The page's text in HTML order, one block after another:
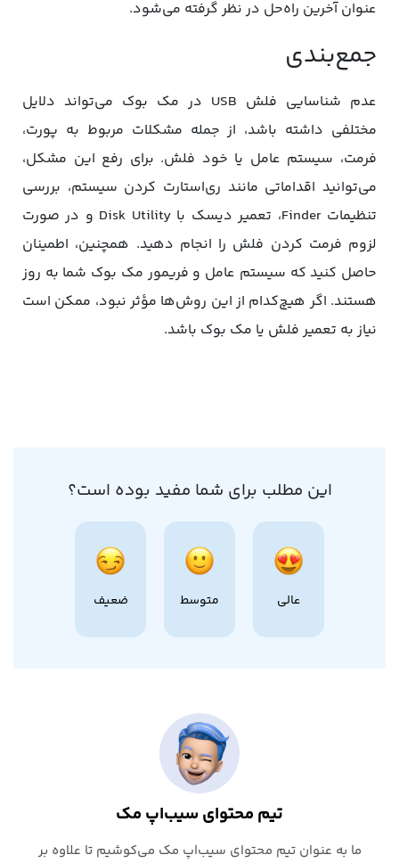
عنوان آخرین راه‌حل در نظر گرفته می‌شود.
جمع‌بندی
عدم شناسایی فلش USB در مک بوک می‌تواند دلایل
مختلفی داشته باشد، از جمله مشکلات مربوط به پورت،
فرمت، سیستم عامل یا خود فلش. برای رفع این مشکل،
می‌توانید اقداماتی مانند ری‌استارت کردن سیستم، بررسی
تنظیمات Finder، تعمیر دیسک با Disk Utility و در صورت
لزوم فرمت کردن فلش را انجام دهید. همچنین، اطمینان
حاصل کنید که سیستم عامل و فریمور مک بوک شما به روز
هستند. اگر هیچ‌کدام از این روش‌ها مؤثر نبود، ممکن است
نیاز به تعمیر فلش یا مک بوک باشد.
این مطلب برای شما مفید بوده است؟
عالی متوسط ضعیف
تیم محتوای سیب‌اپ مک
ما به عنوان تیم محتوای سیب‌اپ مک می‌کوشیم تا علاوه بر